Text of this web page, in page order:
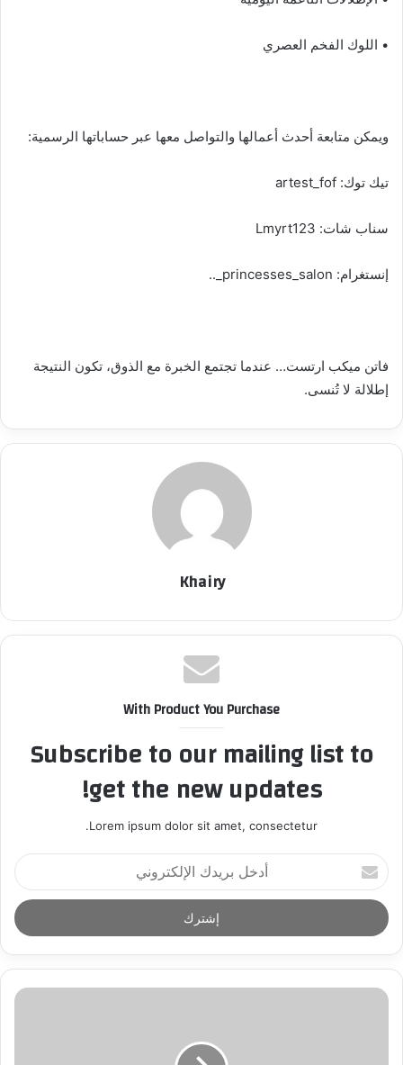
• اللوك الفخم العصري
ويمكن متابعة أحدث أعمالها والتواصل معها عبر حساباتها الرسمية:
تيك توك: artest_fof
سناب شات: Lmyrt123
إنستغرام: princesses_salon_..
فاتن ميكب ارتست… عندما تجتمع الخبرة مع الذوق، تكون النتيجة
إطلالة لا تُنسى.
Khairy
With Product You Purchase
Subscribe to our mailing list to
get the new updates!
Lorem ipsum dolor sit amet, consectetur.
أ
د
خ
ل
ر
د